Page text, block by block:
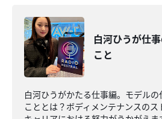
白河ひうが仕
こと
白河ひうがかたる仕事編。モデル
こととは？ボディメンテナンスのス